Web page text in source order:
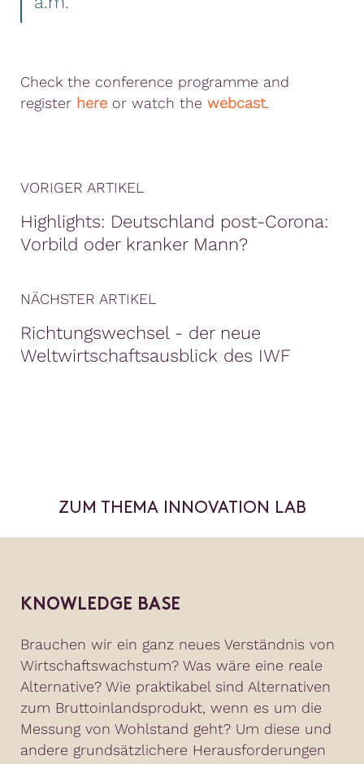
Check the conference programme and
register here or watch the webcast.
VORIGER ARTIKEL
Highlights: Deutschland post-Corona:
Vorbild oder kranker Mann?
NÄCHSTER ARTIKEL
Richtungswechsel - der neue
Weltwirtschaftsausblick des IWF
ZUM THEMA INNOVATION LAB
KNOWLEDGE BASE
Brauchen wir ein ganz neues Verständnis von
Wirtschaftswachstum? Was wäre eine reale
Alternative? Wie praktikabel sind Alternativen
zum Bruttoinlandsprodukt, wenn es um die
Messung von Wohlstand geht? Um diese und
andere grundsätzlichere Herausforderungen